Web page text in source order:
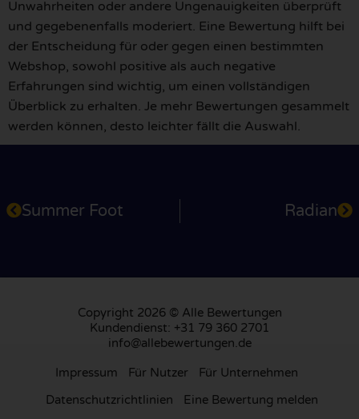
Unwahrheiten oder andere Ungenauigkeiten überprüft
und gegebenenfalls moderiert. Eine Bewertung hilft bei
der Entscheidung für oder gegen einen bestimmten
Webshop, sowohl positive als auch negative
Erfahrungen sind wichtig, um einen vollständigen
Überblick zu erhalten. Je mehr Bewertungen gesammelt
werden können, desto leichter fällt die Auswahl.
Summer Foot Radian
Copyright 2026 © Alle Bewertungen
Kundendienst: +31 79 360 2701
info@allebewertungen.de
Impressum Für Nutzer
Für Unternehmen
Datenschutzrichtlinien
Eine Bewertung melden